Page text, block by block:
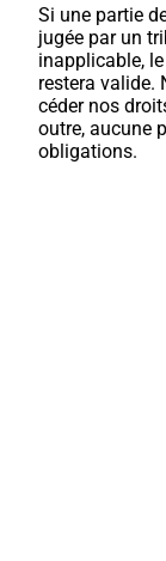
Si une partie
jugée par un
inapplicable,
restera valide.
céder nos
outre, aucune
obligations.